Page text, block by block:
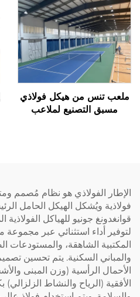
ملعب تنس من هيكل فولاذي
مسبق التصنيع لملاعب
الإطار الفولاذي هو نظام مُصمم
فولاذية ويُشكل الهيكل الحامل
قوانغدونغ جونيو للهياكل
لتوفير أداء استثنائي عبر مجموعة
المكتبية الشاهقة، والمستودعات
والمباني السكنية. يتم تحسين
الأحمال الرأسية (وزن المبنى
الأفقية (الرياح والنشاط الزلزالي)